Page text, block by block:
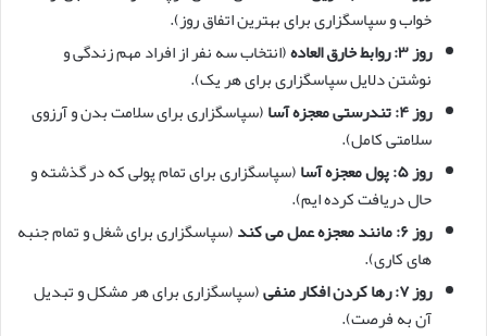
خواب و سپاسگزاری برای بهترین اتفاق روز).
روز ۳: روابط خارق العاده
(انتخاب سه نفر از افراد مهم زندگی و
نوشتن دلایل سپاسگزاری برای هر یک).
روز ۴: تندرستی معجزه آسا
(سپاسگزاری برای سلامت بدن و آرزوی
سلامتی کامل).
روز ۵: پول معجزه آسا
(سپاسگزاری برای تمام پولی که در گذشته و
حال دریافت کرده ایم).
روز ۶: مانند معجزه عمل می کند
(سپاسگزاری برای شغل و تمام جنبه
های کاری).
روز ۷: رها کردن افکار منفی
(سپاسگزاری برای هر مشکل و تبدیل
آن به فرصت).